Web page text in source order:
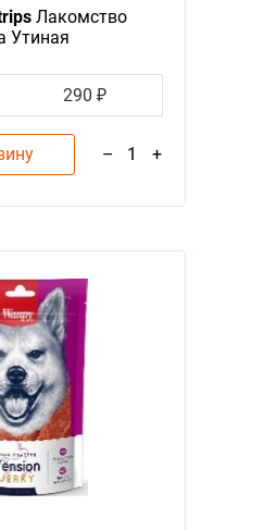
Лакомство
Утиная
290 ₽
– 1 +